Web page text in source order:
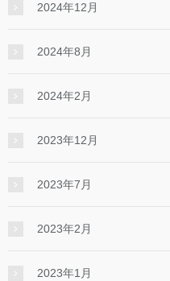
2024年12月
2024年8月
2024年2月
2023年12月
2023年7月
2023年2月
2023年1月